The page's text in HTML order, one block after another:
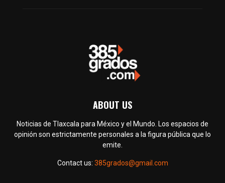
ABOUT US
Noticias de Tlaxcala para México y el Mundo. Los espacios de
opinión son estrictamente personales a la figura pública que lo
emite.
Contact us: 385grados@gmail.com